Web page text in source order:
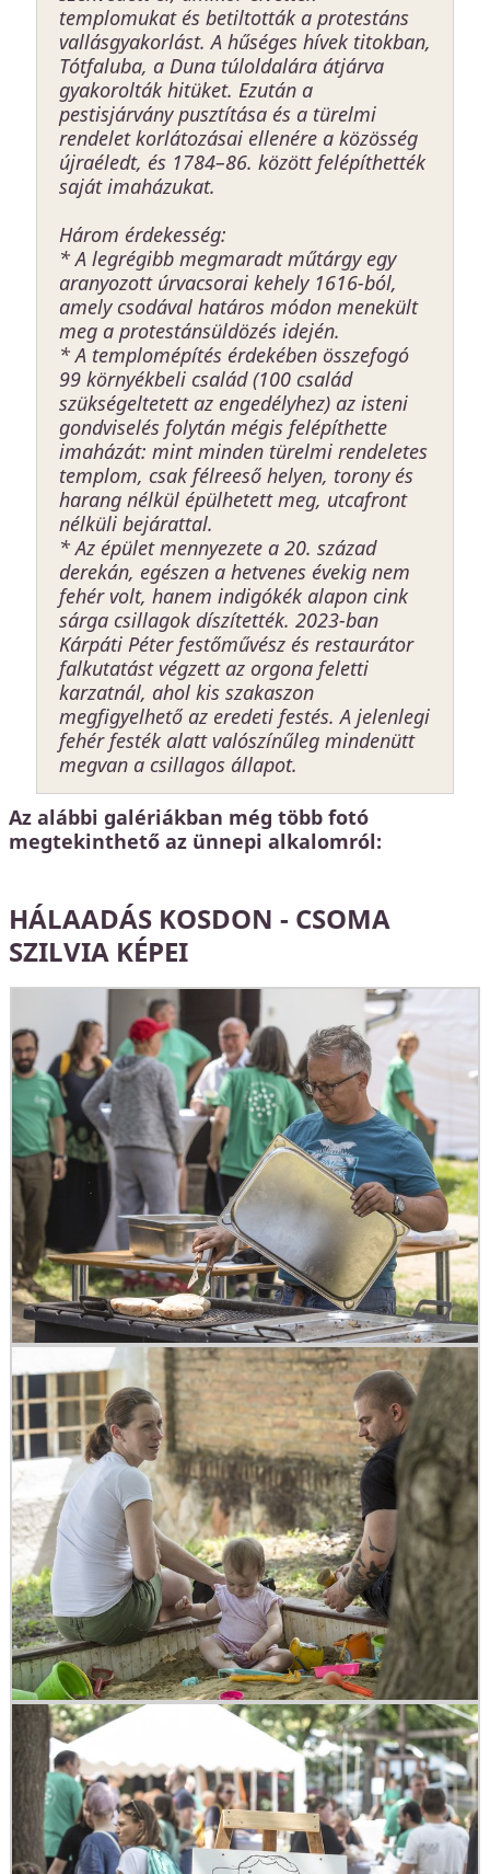
templomukat és betiltották a protestáns
vallásgyakorlást. A hűséges hívek titokban,
Tótfaluba, a Duna túloldalára átjárva
gyakorolták hitüket. Ezután a
pestisjárvány pusztítása és a türelmi
rendelet korlátozásai ellenére a közösség
újraéledt, és 1784–86. között felépíthették
saját imaházukat.
Három érdekesség:
* A legrégibb megmaradt műtárgy egy
aranyozott úrvacsorai kehely 1616-ból,
amely csodával határos módon menekült
meg a protestánsüldözés idején.
* A templomépítés érdekében összefogó
99 környékbeli család (100 család
szükségeltetett az engedélyhez) az isteni
gondviselés folytán mégis felépíthette
imaházát: mint minden türelmi rendeletes
templom, csak félreeső helyen, torony és
harang nélkül épülhetett meg, utcafront
nélküli bejárattal.
* Az épület mennyezete a 20. század
derekán, egészen a hetvenes évekig nem
fehér volt, hanem indigókék alapon cink
sárga csillagok díszítették. 2023-ban
Kárpáti Péter festőművész és restaurátor
falkutatást végzett az orgona feletti
karzatnál, ahol kis szakaszon
megfigyelhető az eredeti festés. A jelenlegi
fehér festék alatt valószínűleg mindenütt
megvan a csillagos állapot.
Az alábbi galériákban még több fotó
megtekinthető az ünnepi alkalomról:
HÁLAADÁS KOSDON - CSOMA
SZILVIA KÉPEI